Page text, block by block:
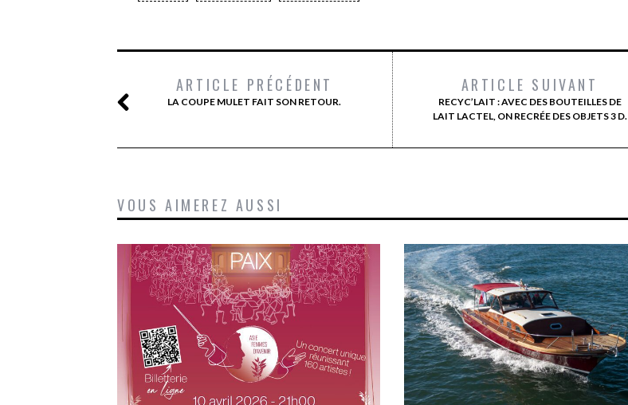
ARTICLE PRÉCÉDENT
LA COUPE MULET FAIT SON RETOUR.
ARTICLE SUIVANT
RECYC’LAIT : AVEC DES BOUTEILLES DE
LAIT LACTEL, ON RECRÉE DES OBJETS 3 D.
VOUS AIMEREZ AUSSI